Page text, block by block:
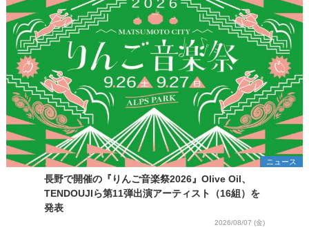
ニュース
長野で開催の『りんご音楽祭2026』Olive Oil、
TENDOUJIら第11弾出演アーティスト（16組）を
発表
2026/08/07 (金)